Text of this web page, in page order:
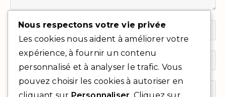
Nous respectons votre vie privée
Les cookies nous aident à améliorer votre
expérience, à fournir un contenu
personnalisé et à analyser le trafic. Vous
pouvez choisir les cookies à autoriser en